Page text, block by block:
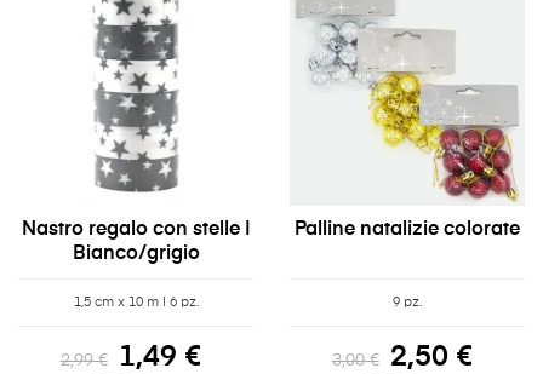
Nastro regalo con stelle |
Bianco/grigio
1,5 cm x 10 m | 6 pz.
2,99 € 1,49 €
Palline natalizie colorate
9 pz.
3,00 € 2,50 €